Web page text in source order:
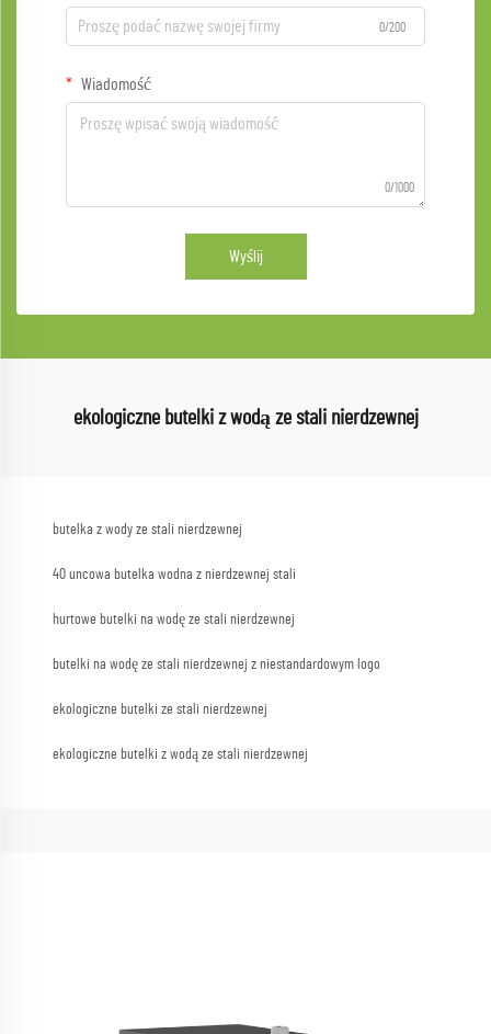
0/200
Wiadomość
0/1000
Wyślij
ekologiczne butelki z wodą ze stali nierdzewnej
butelka z wody ze stali nierdzewnej
40 uncowa butelka wodna z nierdzewnej stali
hurtowe butelki na wodę ze stali nierdzewnej
butelki na wodę ze stali nierdzewnej z niestandardowym logo
ekologiczne butelki ze stali nierdzewnej
ekologiczne butelki z wodą ze stali nierdzewnej